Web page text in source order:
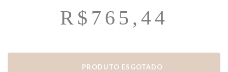
R$ 765,44
PRODUTO ESGOTADO